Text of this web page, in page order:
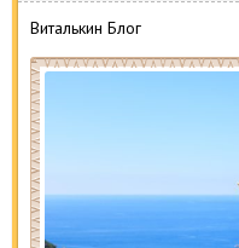
Виталькин Блог